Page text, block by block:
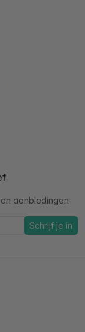
aanbiedingen
Schrijf je in